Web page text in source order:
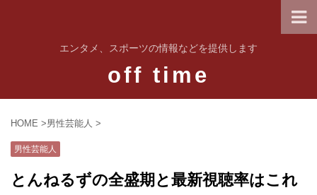
エンタメ、スポーツの情報などを提供します
off time
HOME >男性芸能人 >
男性芸能人
とんねるずの全盛期と最新視聴率はこれ